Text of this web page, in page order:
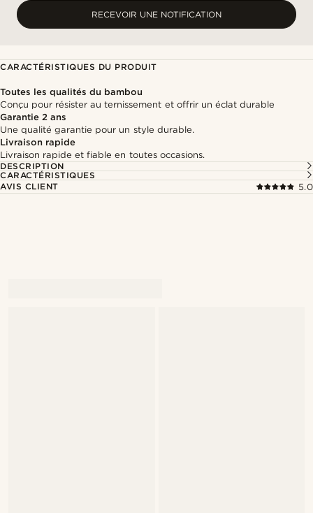
RECEVOIR UNE NOTIFICATION
CARACTÉRISTIQUES DU PRODUIT
Toutes les qualités du bambou
Conçu pour résister au ternissement et offrir un éclat durable
Garantie 2 ans
Une qualité garantie pour un style durable.
Livraison rapide
Livraison rapide et fiable en toutes occasions.
DESCRIPTION
CARACTÉRISTIQUES
AVIS CLIENT
5.0